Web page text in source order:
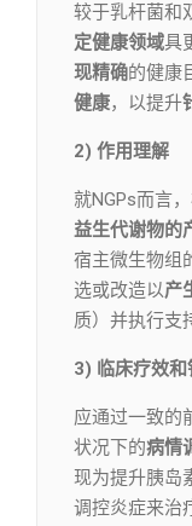
较于乳杆菌和
定健康领域具
现精确的健康
健康，以提升
2) 作用理解
就NGPs而言
益生代谢物的
宿主微生物组
选或改造以产
质）并执行支
3) 临床疗效
应通过一致的
状况下的病情
现为提升胰岛
调控炎症来治